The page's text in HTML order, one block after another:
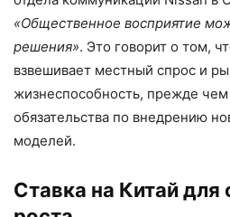
«Общественное восприятие
решения». Это говорит о том,
взвешивает местный спрос и
жизнеспособность, прежде чем
обязательства по внедрению
моделей.
Ставка на Китай для